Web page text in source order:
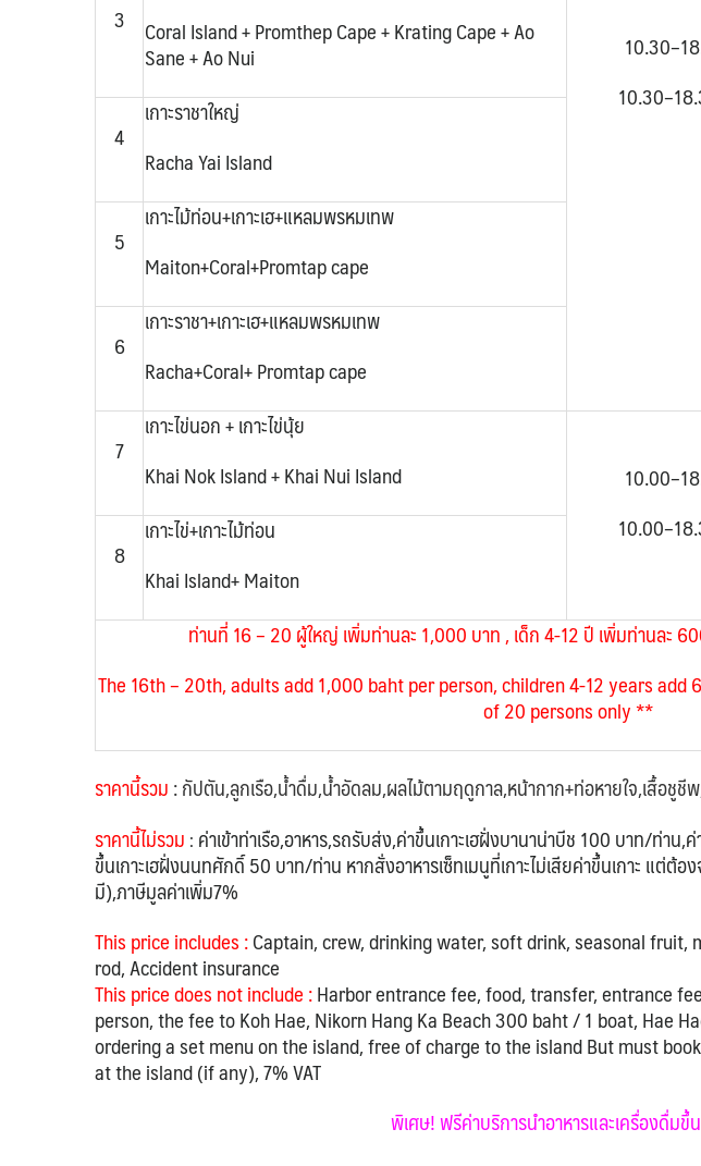
3
Coral Island + Promthep Cape + Krating Cape + Ao
Sane + Ao Nui
4
เกาะราชาใหญ่
Racha YaiIsland
5
เกาะไม้ท่อน+เกาะเฮ+แหลมพรหมเทพ
Maiton+Coral+Promtap cape
6
เกาะราชา+เกาะเฮ+แหลมพรหมเทพ
Racha+Coral+ Promtap cape
7
เกาะไข่นอก + เกาะไข่นุ้ย
Khai Nok Island + Khai Nui Island
8
เกาะไข่+เกาะไม้ท่อน
Khai Island+ Maiton
ท่านที่ 16 – 20ผู้ใหญ่ เพิ่มท่านละ 1,000 บาท , เด็ก 4-12 ปี เพิ่มท่านละ
The 16th – 20th,adults add 1,000 baht per person, children 4-12 years add
of 20 persons only **
ราคานี้รวม: กัปตัน,ลูกเรือ,น้ำดื่ม,น้ำอัดลม,ผลไม้ตามฤดูกาล,หน้ากาก+ท่อหายใจ,เสื้อชูชี
ราคานี้ไม่รวม : ค่าเข้าท่าเรือ,อาหาร,รถรับส่ง,ค่าขึ้นเกาะเฮฝั่งบานาน่าบีช 100 บาท/ท่าน
ขึ้นเกาะเฮฝั่งนนทศักดิ์ 50 บาท/ท่าน หากสั่งอาหารเซ็ทเมนูที่เกาะไม่เสียค่าขึ้นเกาะ แต่ต้อ
มี),ภาษีมูลค่าเพิ่ม7%
This price includes :Captain, crew, drinking water, soft drink, seasonal
rod, Accident insurance
This price does not include :Harbor entrance fee, food, transfer, entrance
person, the fee to Koh Hae, Nikorn Hang Ka Beach 300 baht / 1 boat, Hae
ordering a set menu on the island, free of charge to the island But must
at the island (if any), 7% VAT
พิเศษ! ฟรีค่าบริการนำอาหารและเครื่องดื่มขึ้